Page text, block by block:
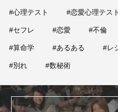
#心理テスト #恋愛心理テスト
#セフレ #恋愛 #不倫
#算命学 #あるある #レ
#別れ #数秘術